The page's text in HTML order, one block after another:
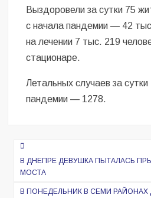
Выздоровели за сутки 75
с начала пандемии — 42
на лечении 7 тыс. 219
стационаре.
Летальных случаев за
пандемии — 1278.
Навигация
по
записям
В ДНЕПРЕ ДЕВУШКА ПЫТАЛАСЬ
МОСТА
В ПОНЕДЕЛЬНИК В СЕМИ РАЙОНАХ